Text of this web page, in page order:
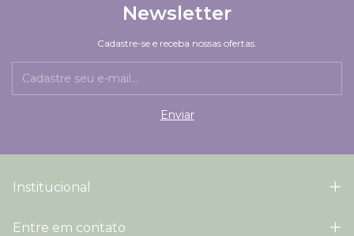
Newsletter
Cadastre-se e receba nossas ofertas.
Institucional
Entre em contato